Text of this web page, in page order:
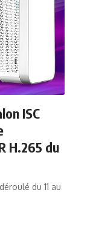
ISC
H.265 du
du 11 au